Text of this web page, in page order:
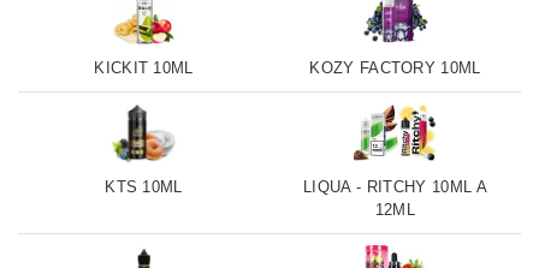
KICKIT 10ML KOZY FACTORY 10ML
KTS 10ML
LIQUA - RITCHY 10ML A
12ML